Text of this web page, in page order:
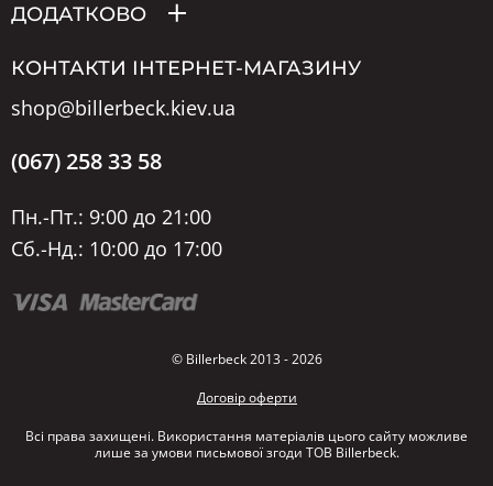
ДОДАТКОВО
КОНТАКТИ ІНТЕРНЕТ-МАГАЗИНУ
shop@billerbeck.kiev.ua
(067) 258 33 58
Пн.-Пт.: 9:00 до 21:00
Сб.-Нд.: 10:00 до 17:00
© Billerbeck 2013 - 2026
Договір оферти
Всі права захищені. Використання матеріалів цього сайту можливе
лише за умови письмової згоди ТОВ Billerbeck.